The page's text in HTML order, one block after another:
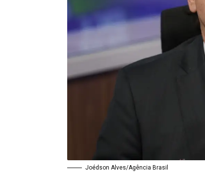
Joédson Alves/Agência Brasil